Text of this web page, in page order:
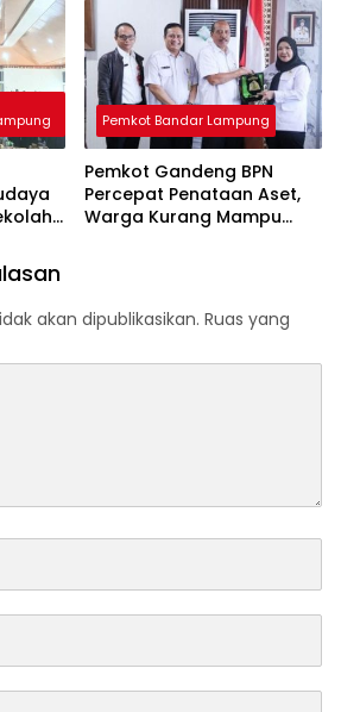
Pemkot Bandar Lampung
Pemkot Gandeng BPN
Percepat Penataan Aset,
Warga Kurang Mampu
akan dipublikasikan. Ruas yang